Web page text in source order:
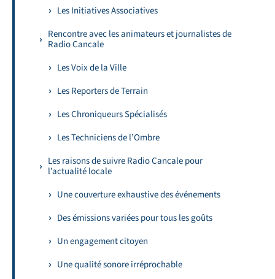
Les Initiatives Associatives
Rencontre avec les animateurs et journalistes de
Radio Cancale
Les Voix de la Ville
Les Reporters de Terrain
Les Chroniqueurs Spécialisés
Les Techniciens de l’Ombre
Les raisons de suivre Radio Cancale pour
l’actualité locale
Une couverture exhaustive des événements
Des émissions variées pour tous les goûts
Un engagement citoyen
Une qualité sonore irréprochable